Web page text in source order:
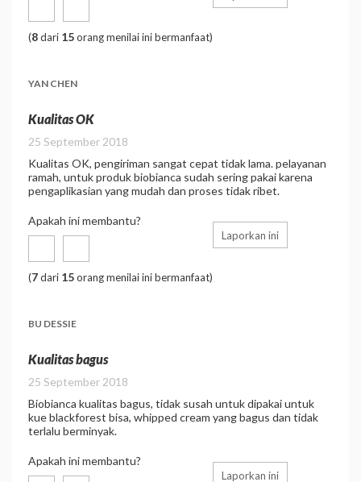
(8dari 15orang menilai ini bermanfaat)
YAN CHEN
Kualitas OK
25 September 2018
Kualitas OK, pengiriman sangat cepat tidak lama. pelayanan
ramah, untuk produk biobianca sudah sering pakai karena
pengaplikasian yang mudah dan proses tidak ribet.
Apakah ini membantu?
(7dari 15orang menilai ini bermanfaat)
Laporkan ini
BU DESSIE
Kualitas bagus
25 September 2018
Biobianca kualitas bagus, tidak susah untuk dipakai untuk
kue blackforest bisa, whipped cream yang bagus dan tidak
terlalu berminyak.
Apakah ini membantu?
Laporkan ini